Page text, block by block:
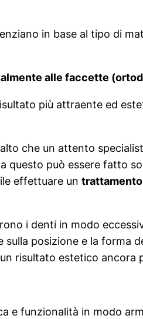
in base al tipo di
alle faccette
più attraente ed
che un attento
può essere fatto
effettuare un
i denti in modo
posizione e la forma
risultato estetico ancora
e funzionalità in modo